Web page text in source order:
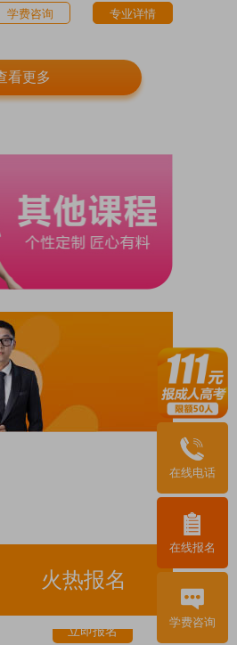
在线电话
在线报名
学费咨询
学费咨询 专业详情
看更多
火热报名
立即报名